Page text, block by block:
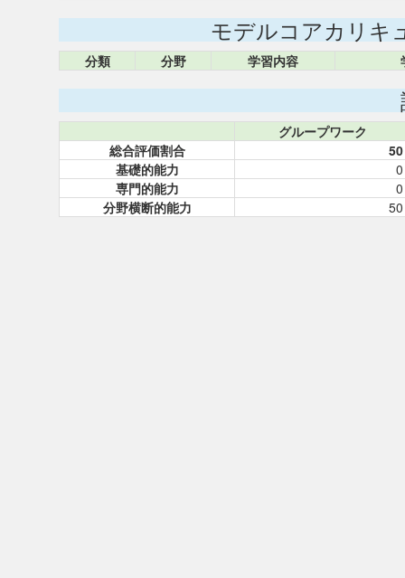
モデルコアカリキ
分類 分野 学習内容
グループワーク
総合評価割合
50
基礎的能力
0
専門的能力
0
分野横断的能力
50